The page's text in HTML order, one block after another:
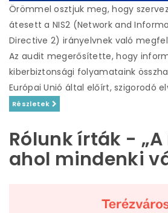
Örömmel osztjuk meg, hogy
átesett a NIS2 (Network and
Directive 2) irányelvnek való
Az audit megerősítette, hogy
kiberbiztonsági folyamataink
Európai Unió által előírt, szigorodó
Részletek
Rólunk írták -
ahol mindenki